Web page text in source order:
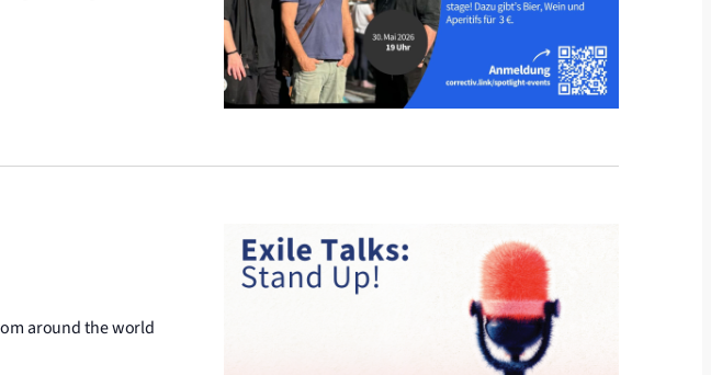
around the world